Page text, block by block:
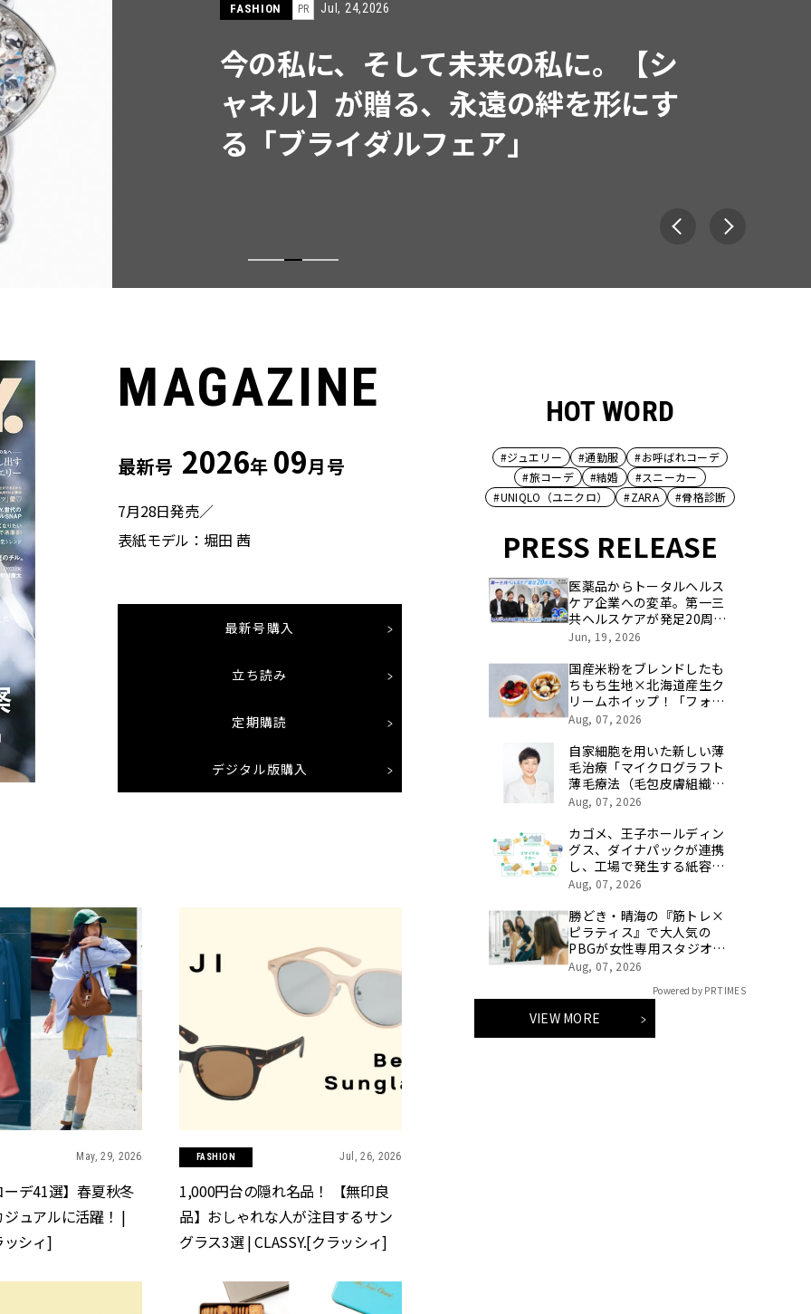
FASHION PR Jul, 15,2026
【ICB】人気インフルエンサーと共
同制作! 週5で着たくなる「名品ブラ
ウス」２選
MAGAZINE
最新号 2026年 09月号
7月28日発売／
表紙モデル：堀田 茜
最新号購入
立ち読み
定期購読
デジタル版購入
May, 29, 2026
デ41選】春夏秋冬
ュアルに活躍！ |
ッシィ]
FASHION Jul, 26, 2026
1,000円台の隠れ名品！ 【無印良
品】おしゃれな人が注目するサン
グラス3選 | CLASSY.[クラッシィ]
HOT WORD
#ジュエリー #通勤服
#お呼ばれコーデ
#旅コーデ
#結婚
#スニーカー
#UNIQLO（ユニクロ）
#ZARA #骨格診断
PRESS RELEASE
医薬品からトータルヘルス
ケア企業への変革。第一三
共ヘルスケアが発足20周年
を記念し、製品開発・新カ
合時のエピソードを社員の
想いとともに振り返る特別
映像を公開！
Jun, 19, 2026
国産米粉をブレンドしたも
ちもち生地×北海道産生ク
リームホイップ！「フォレ
スティコーヒー 愛甲石田
（月）からクレープ販売を
開始
Aug, 07, 2026
自家細胞を用いた新しい薄
毛治療「マイクログラフト
薄毛療法（毛包皮膚組織移
植法）」提供開始のお知ら
会 青山エルクリニック】
Aug, 07, 2026
カゴメ、王子ホールディン
グス、ダイナパックが連携
し、工場で発生する紙容器
損紙を段ボールへ再資源化
Aug, 07, 2026
勝どき・晴海の『筋トレ×
ピラティス』で大人気の
PBGが女性専用スタジオ
（２号店）を開店。
Aug, 07, 2026
Powered by PR TIMES
VIEW MORE